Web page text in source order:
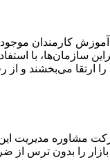
آموزش کارمندان موجود
سازمان‌ها، با
می‌بخشند و از
مشاوره مدیریت
را بدون ترس از